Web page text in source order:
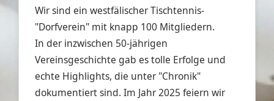
Wir sind ein westfälischer Tischtennis-
"Dorfverein" mit knapp 100 Mitgliedern.
In der inzwischen 50-jährigen
Vereinsgeschichte gab es tolle Erfolge und
echte Highlights, die unter "Chronik"
dokumentiert sind. Im Jahr 2025 feiern wir